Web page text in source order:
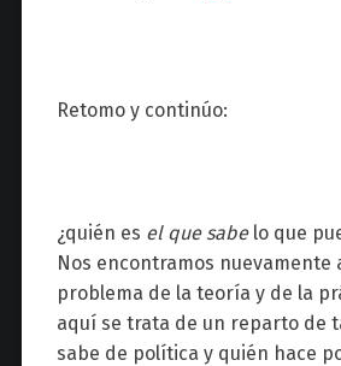
Retomo y continúo:
¿quién es el que sabelo que
Nos encontramos nuevamente
problema de la teoría y de la
aquí se trata de un reparto de
sabe de política y quién hace